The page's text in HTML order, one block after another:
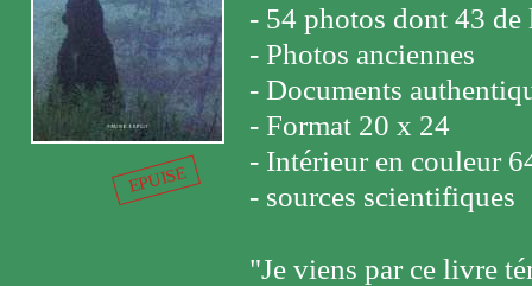
EPUISE
- 54 photos dont 43 de
- Photos anciennes
- Documents
- Format 20 x 24
- Intérieur en couleur
- sources scientifiques
"Je viens par ce livre
de l'ours grizzli, la
qu'il peut rencontrer.
naturaliste averti saura
afin de parcourir les
tradition du respect de
afin qu'il soit destiné à
tourisme qui doit